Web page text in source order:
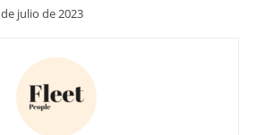
julio de 2023